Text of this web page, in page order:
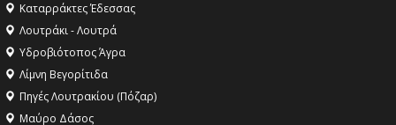
Καταρράκτες Έδεσσας
Λουτράκι - Λουτρά
Υδροβιότοπος Άγρα
Λίμνη Βεγορίτιδα
Πηγές Λουτρακίου (Πόζαρ)
Μαύρο Δάσος